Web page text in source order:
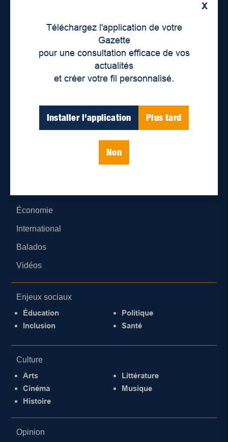
X
Téléchargez l'application de votre
Gazette
pour une consultation efficace de vos
actualités
et créer votre fil personnalisé.
Installer l'application Plus tard
Non
Lieux de distribution
Économie
International
Balados
Vidéos
Enjeux sociaux
Éducation
Inclusion
Politique
Santé
Culture
Arts
Cinéma
Histoire
Littérature
Musique
Opinion